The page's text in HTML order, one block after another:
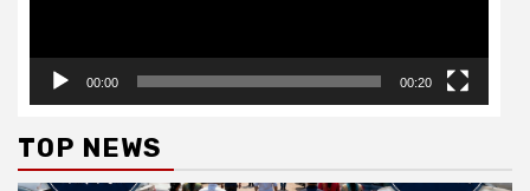
00:00 00:20
TOP NEWS